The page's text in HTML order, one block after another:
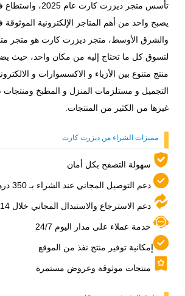
تأسس متجر ديزرت
يصبح واحد من أهم المتاجر الإلكترونية
والشرق الأوسط، متجر ديزرت كارت هو متجر
منتج متنوع بين الأزياء و الاكسسوارات و
التجميل و مستلزمات المنزل و المطبخ ومنتجات
غيرها من الكثير من المنتجات.
مميزات الشراء من ديزرت كارت
سهولة التصفح بكل أمان
دعم التوصيل المجاني عند الشراء بـ 350 درهم اماراتي
دعم الاسترجاع والاستبدال المجاني خلال 14 يوم
خدمة عملاء على مدار اليوم 24/7
إمكانية توفير منتج نفذ من الموقع
منتجات موثوقة وعروض مستمرة